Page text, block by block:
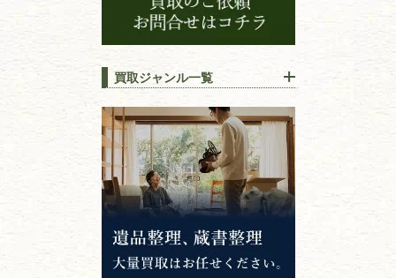
買取ジャンル一覧
江戸時代の書物
唐本・漢籍・
中国書物・朝鮮本
錦絵・浮世絵・版画・刷り物
専門書・ 学術書
哲学書・思想書